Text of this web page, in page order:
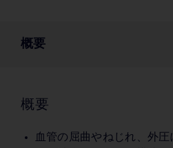
概要
概要
血管の屈曲やねじれ、外